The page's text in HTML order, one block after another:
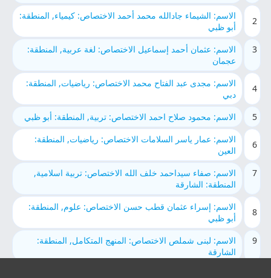
2
الاسم: الشيماء جادالله محمد أحمد الاختصاص: كيمياء, المنطقة:
أبو ظبي
3
الاسم: عثمان أحمد إسماعيل الاختصاص: لغة عربية, المنطقة:
عجمان
4
الاسم: مجدى عبد الفتاح محمد الاختصاص: رياضيات, المنطقة:
دبي
5
الاسم: محمود صلاح احمد الاختصاص: تربية, المنطقة: أبو ظبي
6
الاسم: عمار ياسر السلامات الاختصاص: رياضيات, المنطقة:
العين
7
الاسم: صفاء سيداحمد خلف الله الاختصاص: تربية اسلامية,
المنطقة: الشارقة
8
الاسم: إسراء عثمان قطب حسن الاختصاص: علوم, المنطقة:
أبو ظبي
9
الاسم: لبنى شملص الاختصاص: المنهج المتكامل, المنطقة:
الشارقة